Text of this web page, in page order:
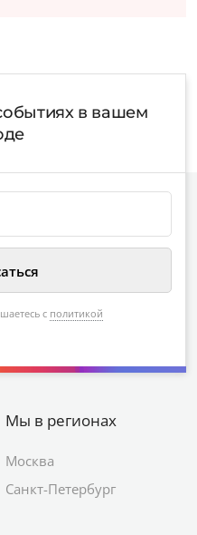
в вашем
с политикой
Мы в регионах
Москва
Санкт-Петербург